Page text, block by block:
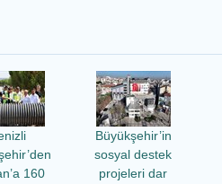
160
Büyükşehir’in
sosyal destek
projeleri dar